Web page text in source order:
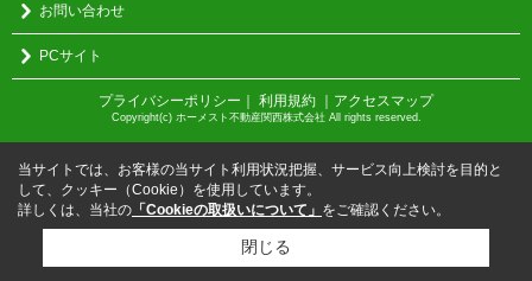
お問い合わせ
PCサイト
プライバシーポリシー ｜ 利用規約 ｜ アクセスマップ
Copyright(c) ホーメスト不動産関西株式会社 All rights reserved.
当サイトでは、お客様の当サイト利用状況把握、サービス向上検討を目的と
して、クッキー（Cookie）を使用しています。
詳しくは、当社の 「Cookieの取扱いについて」 をご確認ください。
閉じる